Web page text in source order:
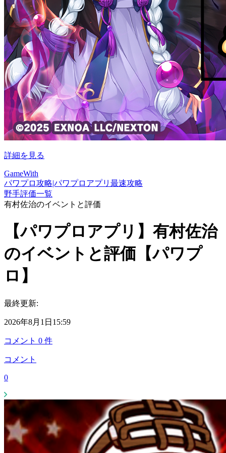
詳細を見る
GameWith
パワプロ攻略|パワプロアプリ最速攻略
野手評価一覧
有村佐治のイベントと評価
【パワプロアプリ】有村佐治
のイベントと評価【パワプ
ロ】
最終更新:
2026年8月1日15:59
コメント 0 件
コメント
0